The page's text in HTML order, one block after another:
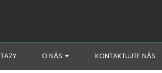
O NÁS KONTAKTUJTE NÁS